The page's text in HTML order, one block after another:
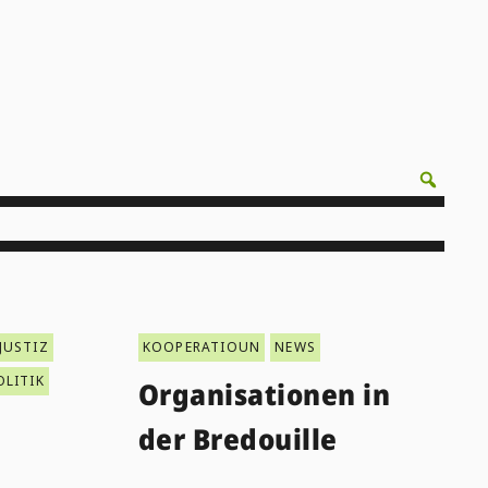
KOOPERATIOUN NEWS
Organisationen in
der Bredouille